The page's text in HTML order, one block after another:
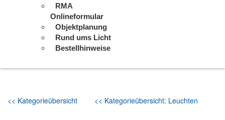
RMA
Onlineformular
Objektplanung
Rund ums Licht
Bestellhinweise
<< Kategorieübersicht << Kategorieübersicht: Leuchten